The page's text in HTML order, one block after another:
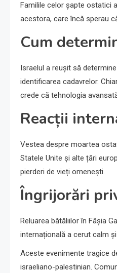
Familile celor șapte ostatici
acestora, care încă sperau
Cum
Israelul a reușit să
identificarea cadavrelor.
crede că tehnologia
Reacții
Vestea despre moartea
Statele Unite și alte țări
pierderi de vieți omenești.
Îngrijorări
Reluarea bătăliilor în Fâșia
internațională a cerut calm
Aceste evenimente tragice
israeliano-palestinian.